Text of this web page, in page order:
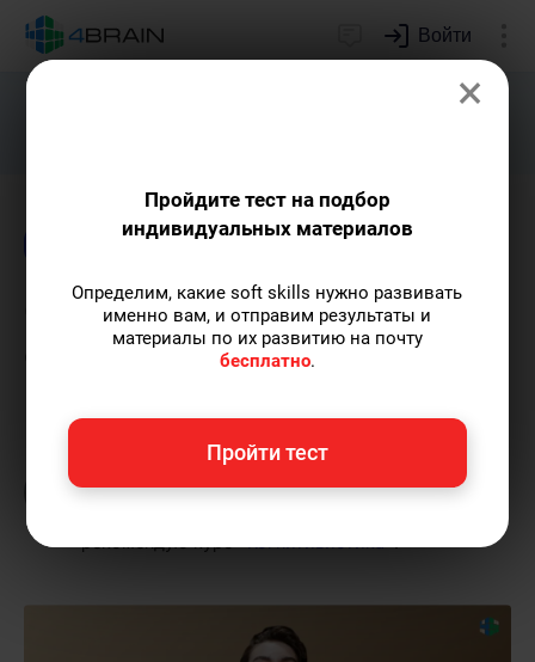
Войти
Подарим индивидуальный план
Образование Психология
Основы «Гибкого
сознания» Кэрол Дуэк
Анна Кирякова— автор статей и курсов,
организатор онлайн-турнира по йоге, мать
двоих детей.Пишу статьи по теме
×
Пройдите тест на подбор
индивидуальных материалов
Определим, какие soft skills нужно развивать
именно вам, и отправим результаты и
материалы по их развитию на почту
бесплатно.
Пройти тест